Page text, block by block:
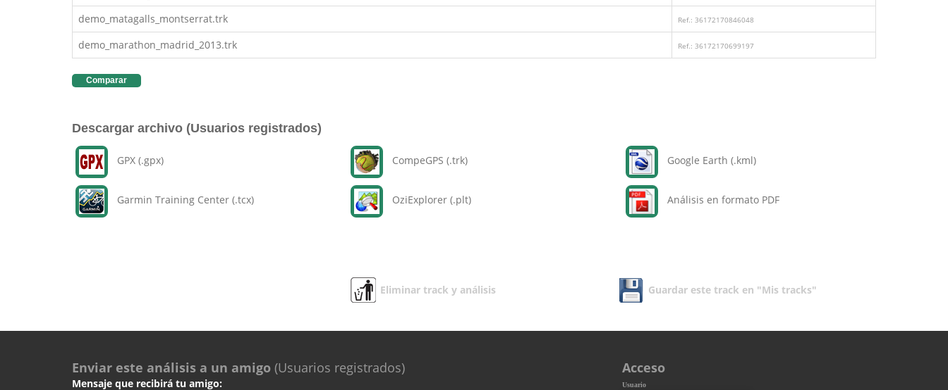
demo_matagalls_montserrat.trk Ref.: 36172170846048
demo_marathon_madrid_2013.trk Ref.: 36172170699197
Comparar
Descargar archivo (Usuarios registrados)
GPX (.gpx)
Garmin Training Center (.tcx)
CompeGPS (.trk)
OziExplorer (.plt)
Google Earth (.kml)
Análisis en formato PDF
Eliminar track y análisis Guardar este track en "Mis tracks"
Enviar este análisis a un amigo (Usuarios registrados)
Mensaje que recibirá tu amigo:
Acceso
Usuario